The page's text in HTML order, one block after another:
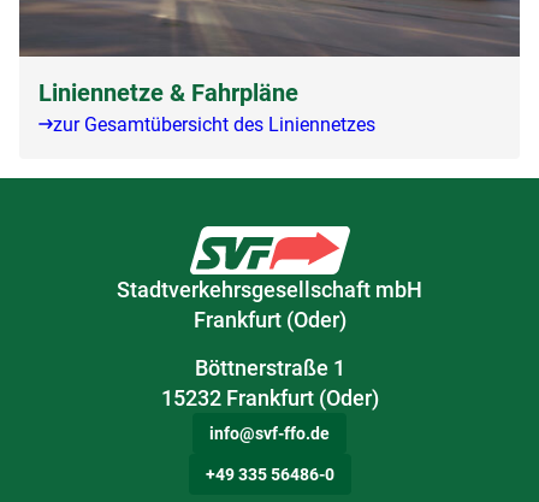
Liniennetze & Fahrpläne
zur Gesamtübersicht des Liniennetzes
Stadtverkehrsgesellschaft mbH
Frankfurt (Oder)
Böttnerstraße 1
15232 Frankfurt (Oder)
info@svf-ffo.de
+49 335 56486-0